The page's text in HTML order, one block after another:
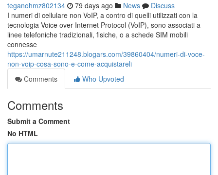
teganohmz802134 79 days ago News
Discuss
I numeri di cellulare non VoIP, a contro di quelli utilizzati con la
tecnologia Voice over Internet Protocol (VoIP), sono associati a
linee telefoniche tradizionali, fisiche, o a schede SIM mobili
connesse
https://umarnute211248.blogars.com/39860404/numeri-di-voce-
non-voip-cosa-sono-e-come-acquistareli
Comments
Who Upvoted
Comments
Submit a Comment
No HTML